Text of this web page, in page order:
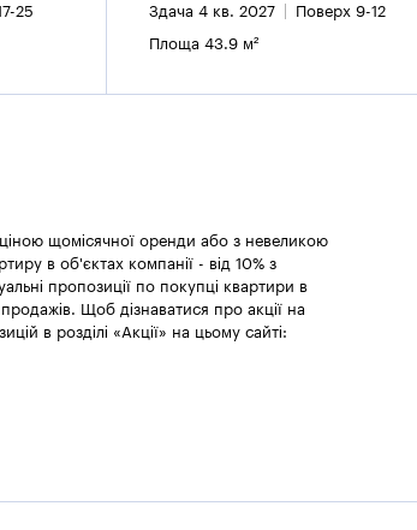
25 Здача 4 кв. 2027 Поверх 9-12
Площа 43.9 м²
щомісячної оренди або з невеликою
в об'єктах компанії - від 10% з
пропозиції по покупці квартири в
Щоб дізнаватися про акції на
в розділі «Акції» на цьому сайті: